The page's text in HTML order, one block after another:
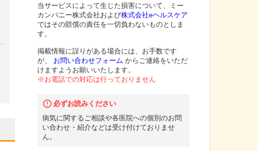
当サービスによって生じた損害について、ミー
カンパニー株式会社および株式会社eヘルスケア
ではその賠償の責任を一切負わないものとしま
す。
掲載情報に誤りがある場合には、お手数です
が、
お問い合わせフォーム からご連絡をいただ
けますようお願いいたします。
※お電話での対応は行っておりません
必ずお読みください
病気に関するご相談や各医院への個別のお問
い合わせ・紹介などは受け付けておりませ
ん。